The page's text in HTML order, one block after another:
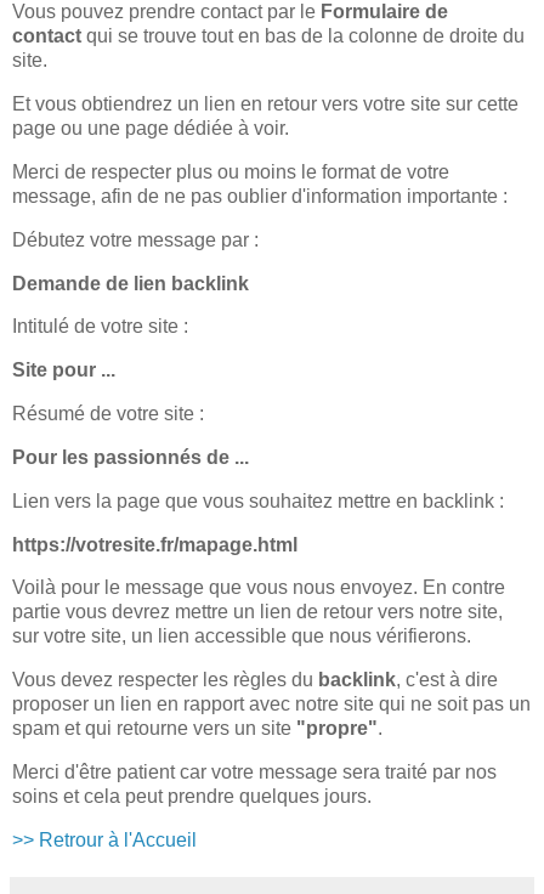
Vous pouvez prendre contact par le Formulaire de
contact qui se trouve tout en bas de la colonne de droite du
site.
Et vous obtiendrez un lien en retour vers votre site sur cette
page ou une page dédiée à voir.
Merci de respecter plus ou moins le format de votre
message, afin de ne pas oublier d'information importante :
Débutez votre message par :
Demande de lien backlink
Intitulé de votre site :
Site pour ...
Résumé de votre site :
Pour les passionnés de ...
Lien vers la page que vous souhaitez mettre en backlink :
https://votresite.fr/mapage.html
Voilà pour le message que vous nous envoyez. En contre
partie vous devrez mettre un lien de retour vers notre site,
sur votre site, un lien accessible que nous vérifierons.
Vous devez respecter les règles du backlink, c'est à dire
proposer un lien en rapport avec notre site qui ne soit pas un
spam et qui retourne vers un site "propre".
Merci d'être patient car votre message sera traité par nos
soins et cela peut prendre quelques jours.
>> Retrour à l'Accueil